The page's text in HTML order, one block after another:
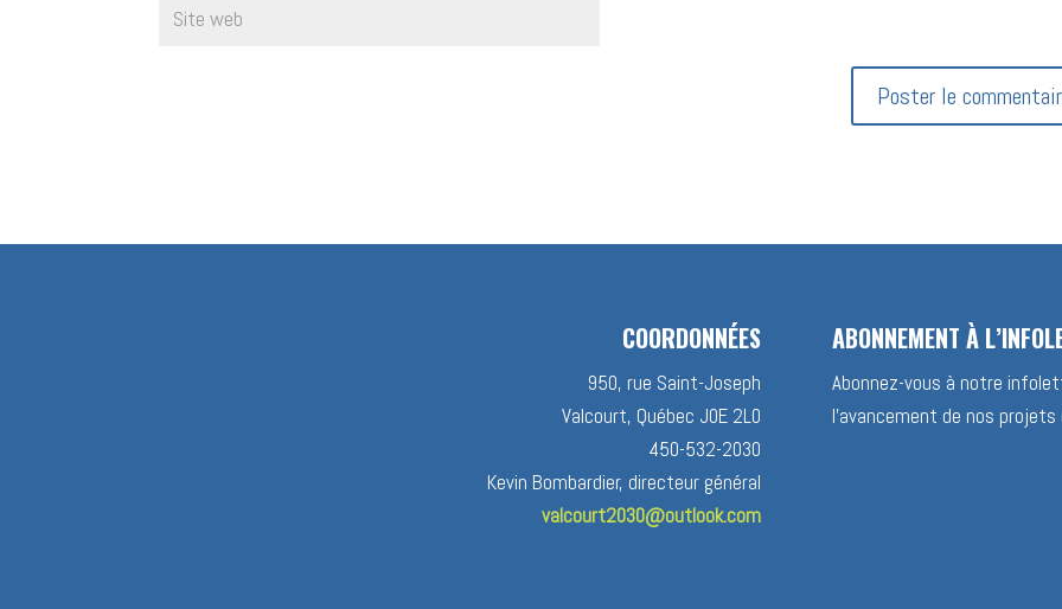
COORDONNÉES
950, rue Saint-Joseph
Valcourt, Québec J0E 2L0
450-532-2030
Kevin Bombardier, directeur général
valcourt2030@outlook.com
ABONNEMENT À
Abonnez-vous à notre
l’avancement de nos